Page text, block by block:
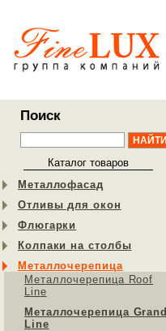
Поиск
Каталог товаров
Металлофасад
Отливы для окон
Флюгарки
Колпаки на столбы
Металлочерепица
Металлочерепица Roof
Line
Металлочерепица Grand
Line